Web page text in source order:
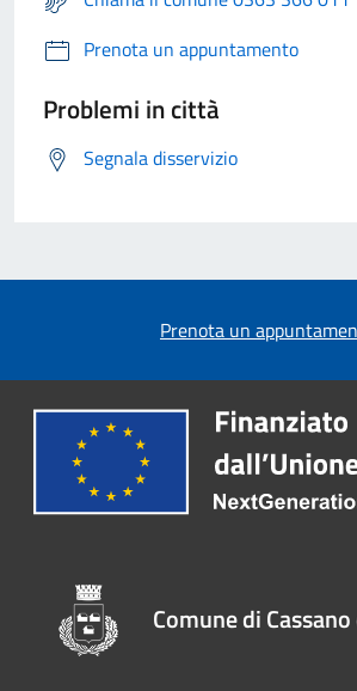
Prenota un appuntamento
Problemi in città
Segnala disservizio
Prenota un
Comune di